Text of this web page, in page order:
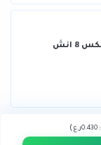
انش
0.430ر.ع )